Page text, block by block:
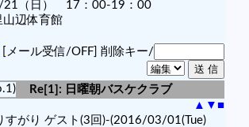
（日） 17：00-19：00
辺体育館
[メール受信/OFF] 削除キー/
Re[1]: 日曜朝バスケクラブ
▲ ▼ ■
すがり ゲスト(3回)-(2016/03/01(Tue)